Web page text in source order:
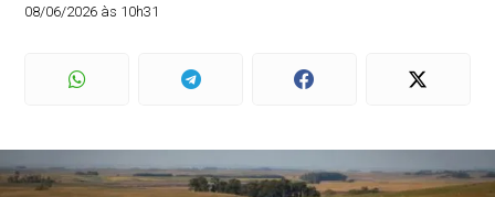
08/06/2026 às 10h31